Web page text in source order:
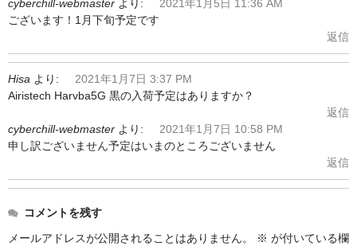
業務用補充オーダー
入荷予定 / 最新情報
予約
シーシャ
CyberChill
cyberchill-webmaster より:
2021年1月5日 11:36 AM
ございます！1月下旬予定です
返信
Hisa より:
2021年1月7日 3:37 PM
Airistech Harvba5G 黒の入荷予定はありますか？
返信
cyberchill-webmaster より:
2021年1月7日 10:58 PM
申し訳ございません予定はいまのところございません
返信
コメントを残す
メールアドレスが公開されることはありません。
※ が付いている欄